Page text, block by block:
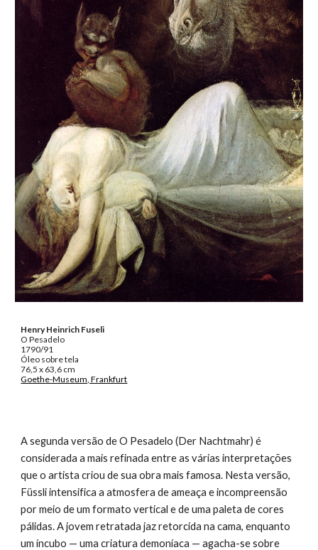
Henry Heinrich Fuseli
O Pesadelo
1790/91
Óleo sobre tela
76,5 x 63,6 cm
Goethe-Museum, Frankfurt
A segunda versão de O Pesadelo (Der Nachtmahr) é
considerada a mais refinada entre as várias interpretações
que o artista criou de sua obra mais famosa. Nesta versão,
Füssli intensifica a atmosfera de ameaça e incompreensão
por meio de um formato vertical e de uma paleta de cores
pálidas. A jovem retratada jaz retorcida na cama, enquanto
um íncubo — uma criatura demoníaca — agacha-se sobre